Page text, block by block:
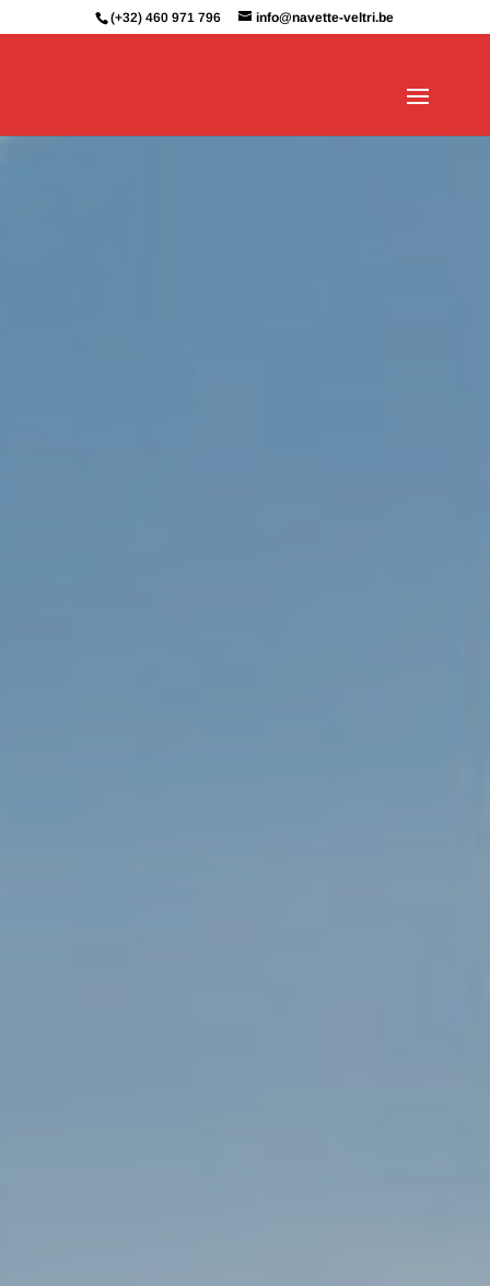
(+32) 460 971 796 info@navette-veltri.be